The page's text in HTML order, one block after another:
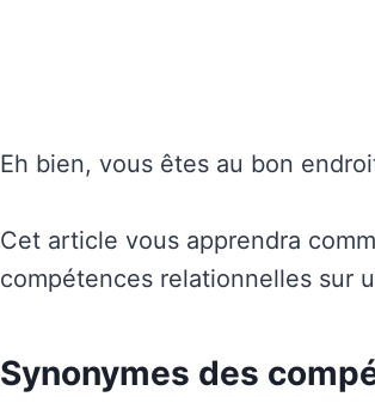
Eh bien, vous êtes au bon
Cet article vous apprendra
compétences relationnelles sur
Synonymes des